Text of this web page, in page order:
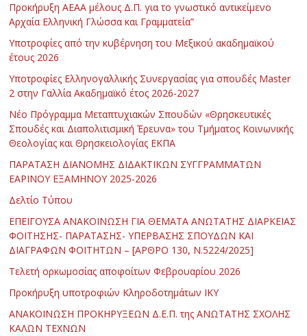
Προκήρυξη ΑΕΑΑ μέλους Δ.Π. για το γνωστικό αντικείμενο
Αρχαία Ελληνική Γλώσσα και Γραμματεία”
Υποτροφίες από την κυβέρνηση του Μεξικού ακαδημαϊκού
έτους 2026
Υποτροφίες Ελληνογαλλικής Συνεργασίας για σπουδές Master
2 στην Γαλλία Ακαδημαϊκό έτος 2026-2027
Νέο Πρόγραμμα Μεταπτυχιακών Σπουδών «Θρησκευτικές
Σπουδές και Διαπολιτισμική Έρευνα» του Τμήματος Κοινωνικής
Θεολογίας και Θρησκειολογίας ΕΚΠΑ
ΠΑΡΑΤΑΣΗ ΔΙΑΝΟΜΗΣ ΔΙΔΑΚΤΙΚΩΝ ΣΥΓΓΡΑΜΜΑΤΩΝ
ΕΑΡΙΝΟΥ ΕΞΑΜΗΝΟΥ 2025-2026
Δελτίο Τύπου
ΕΠΕΙΓΟΥΣΑ ΑΝΑΚΟΙΝΩΣΗ ΓΙΑ ΘΕΜΑΤΑ ΑΝΩΤΑΤΗΣ ΔΙΑΡΚΕΙΑΣ
ΦΟΙΤΗΣΗΣ- ΠΑΡΑΤΑΣΗΣ- ΥΠΕΡΒΑΣΗΣ ΣΠΟΥΔΩΝ ΚΑΙ
ΔΙΑΓΡΑΦΩΝ ΦΟΙΤΗΤΩΝ – [ΑΡΘΡΟ 130, Ν.5224/2025]
Τελετή ορκωμοσίας αποφοίτων Φεβρουαρίου 2026
Προκήρυξη υποτροφιών Κληροδοτημάτων ΙΚΥ
ΑΝΑΚΟΙΝΩΣΗ ΠΡΟΚΗΡΥΞΕΩΝ Δ.Ε.Π. της ΑΝΩΤΑΤΗΣ ΣΧΟΛΗΣ
ΚΑΛΩΝ ΤΕΧΝΩΝ